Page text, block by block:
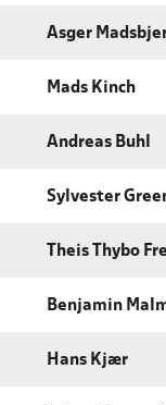
Asger
Mads Kinch
Andreas Buhl
Sylvester
Theis Thybo
Benjamin
Hans Kjær